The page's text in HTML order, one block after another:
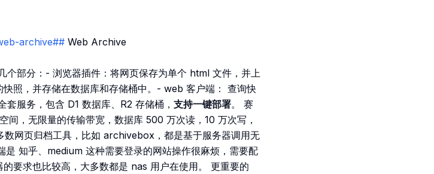
archive## Web Archive
部分：- 浏览器插件：将网页保存为单个 html 文件，并上
照，并存储在数据库和存储桶中。- web 客户端： 查询快
服务，包含 D1 数据库、R2 存储桶， 支持一键部署。 赛
，无限量的传输带宽，数据库 500 万次读，10 万次写，
网页归档工具，比如 archivebox，都是基于服务器调用无
知乎、medium 这种需要登录的网站操作很麻烦，需要配
要求也比较高，大多数都是 nas 用户在使用。 更重要的